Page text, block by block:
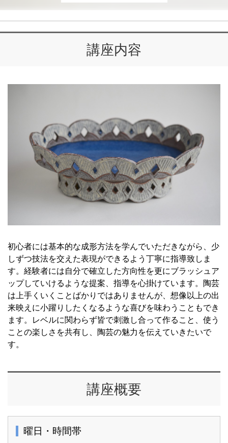
講座内容
初心者には基本的な成形方法を学んでいただきながら、少
しずつ技法を交えた表現ができるよう丁寧に指導致しま
す。経験者には自分で確立した方向性を更にブラッシュア
ップしていけるような提案、指導を心掛けています。陶芸
は上手くいくことばかりではありませんが、想像以上の出
来映えに小躍りしたくなるような喜びを味わうこともでき
ます。レベルに関わらず皆で刺激し合って作ること、使う
ことの楽しさを共有し、陶芸の魅力を伝えていきたいで
す。
講座概要
曜日・時間帯